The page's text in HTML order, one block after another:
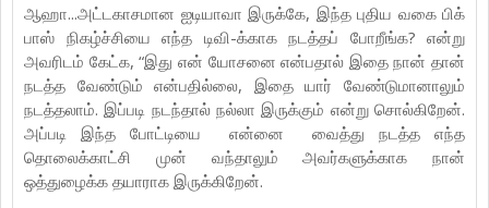
ஆஹா...அட்டகாசமான ஐடியாவா இருக்கே, இந்த புதிய வகை பிக்
பாஸ் நிகழ்ச்சியை எந்த டிவி-க்காக நடத்தப் போறீங்க? என்று
அவரிடம் கேட்க, “இது என் யோசனை என்பதால் இதை நான் தான்
நடத்த வேண்டும் என்பதில்லை, இதை யார் வேண்டுமானாலும்
நடத்தலாம். இப்படி நடந்தால் நல்லா இருக்கும் என்று சொல்கிறேன்.
அப்படி இந்த போட்டியை என்னை வைத்து நடத்த எந்த
தொலைக்காட்சி முன் வந்தாலும் அவர்களுக்காக நான்
ஒத்துழைக்க தயாராக இருக்கிறேன்.